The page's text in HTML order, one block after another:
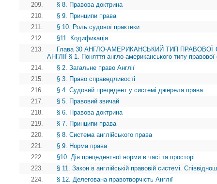
209.
§ 8. Правова доктрина
210.
§ 9. Принципи права
211.
§ 10. Роль судової практики
212.
§11. Кодификація
213.
Глава 30 АНГЛО-АМЕРИКАНСЬКИЙ ТИП
АНГЛІЇ § 1. Поняття англо-американського типу
214.
§ 2. Загальне право Англії
215.
§ 3. Право справедливості
216.
§ 4. Судовий прецедент у системі джерела права
217.
§ 5. Правовий звичай
218.
§ 6. Правова доктрина
219.
§ 7. Принципи права
220.
§ 8. Система англійського права
221.
§ 9. Норма права
222.
§10. Дія прецедентної норми в часі та просторі
223.
§ 11. Закон в англійській правовій системі.
224.
§ 12. Делегована правотворчість Англії